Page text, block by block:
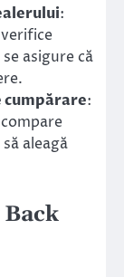
:
asigure că
cumpărare:
aleagă